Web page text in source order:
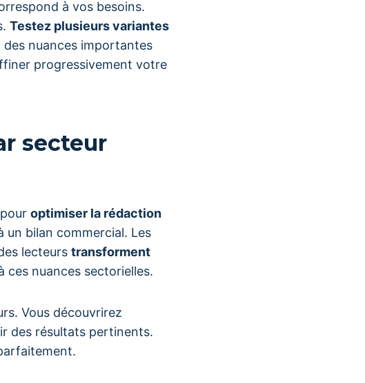
à vos besoins.
Testez plusieurs variantes
nuances importantes
progressivement votre
secteur
optimiser la rédaction
un bilan commercial. Les
lecteurs transforment
ces nuances sectorielles.
Vous découvrirez
des résultats pertinents.